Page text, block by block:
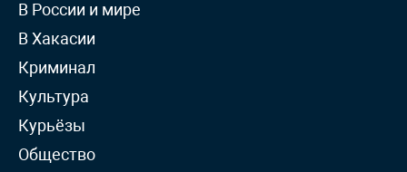
В России и мире
В Хакасии
Криминал
Культура
Курьёзы
Общество